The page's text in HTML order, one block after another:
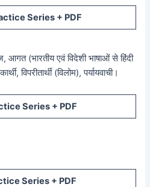
Series + PDF
(भारतीय एवं विदेशी भाषाओं से हिंदी
विपरीतार्थी (विलोम), पर्यायवाची।
Series + PDF
Series + PDF